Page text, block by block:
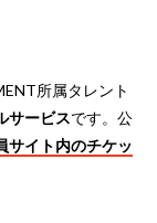
所属タレント
サービスです。公
サイト内のチケッ